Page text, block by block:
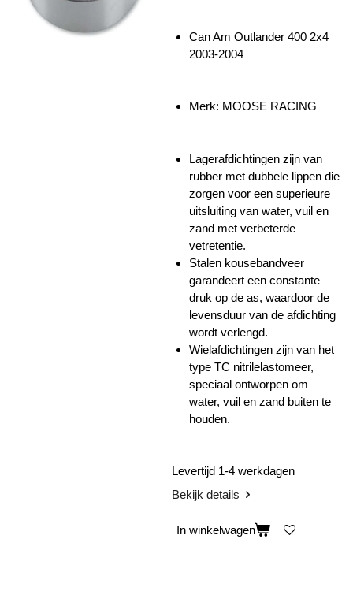
Can Am Outlander 400 2x4
2003-2004
Merk: MOOSE RACING
Lagerafdichtingen zijn van
rubber met dubbele lippen die
zorgen voor een superieure
uitsluiting van water, vuil en
zand met verbeterde
vetretentie.
Stalen kousebandveer
garandeert een constante
druk op de as, waardoor de
levensduur van de afdichting
wordt verlengd.
Wielafdichtingen zijn van het
type TC nitrilelastomeer,
speciaal ontworpen om
water, vuil en zand buiten te
houden.
Levertijd 1-4 werkdagen
Bekijk details
In winkelwagen